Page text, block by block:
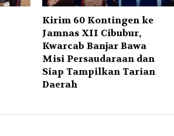
Kirim 60 Kontingen ke
Jamnas XII Cibubur,
Kwarcab Banjar Bawa
Misi Persaudaraan dan
Siap Tampilkan Tarian
Daerah